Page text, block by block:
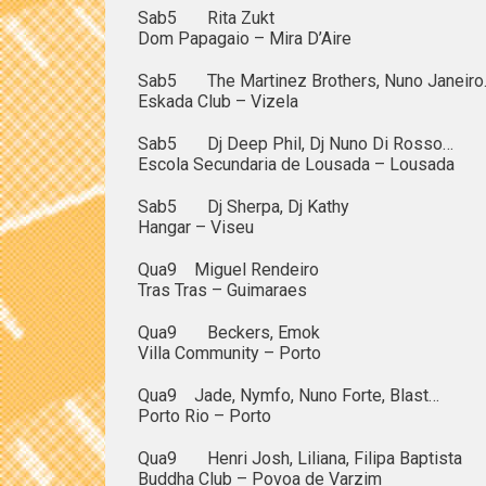
Sab5 Rita Zukt
Dom Papagaio – Mira D’Aire
Sab5 The Martinez Brothers, Nuno
Eskada Club – Vizela
Sab5 Dj Deep Phil, Dj Nuno Di Rosso…
Escola Secundaria de Lousada – Lousada
Sab5 Dj Sherpa, Dj Kathy
Hangar – Viseu
Qua9 Miguel Rendeiro
Tras Tras – Guimaraes
Qua9 Beckers, Emok
Villa Community – Porto
Qua9 Jade, Nymfo, Nuno Forte, Blast…
Porto Rio – Porto
Qua9 Henri Josh, Liliana, Filipa Baptista
Buddha Club – Povoa de Varzim